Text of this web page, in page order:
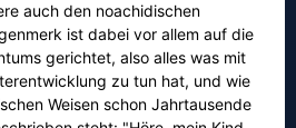
auch den noachidischen
ist dabei vor allem auf die
gerichtet, also alles was mit
zu tun hat, und wie
Weisen schon Jahrtausende